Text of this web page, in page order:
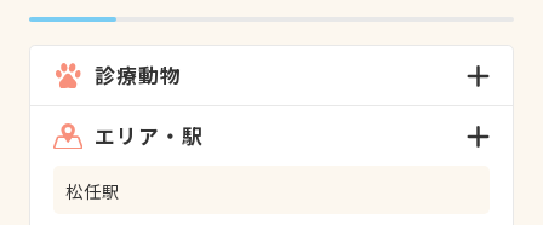
診療動物
エリア・駅
松任駅